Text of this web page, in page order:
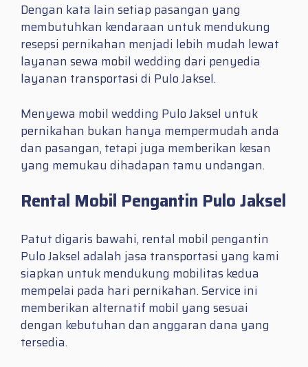
Dengan kata lain setiap pasangan yang
membutuhkan kendaraan untuk mendukung
resepsi pernikahan menjadi lebih mudah lewat
layanan sewa mobil wedding dari penyedia
layanan transportasi di Pulo Jaksel.
Menyewa mobil wedding Pulo Jaksel untuk
pernikahan bukan hanya mempermudah anda
dan pasangan, tetapi juga memberikan kesan
yang memukau dihadapan tamu undangan.
Rental Mobil Pengantin Pulo Jaksel
Patut digaris bawahi, rental mobil pengantin
Pulo Jaksel adalah jasa transportasi yang kami
siapkan untuk mendukung mobilitas kedua
mempelai pada hari pernikahan. Service ini
memberikan alternatif mobil yang sesuai
dengan kebutuhan dan anggaran dana yang
tersedia.